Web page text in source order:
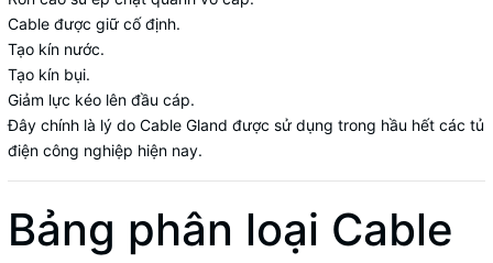
Cable được giữ cố định.
Tạo kín nước.
Tạo kín bụi.
Giảm lực kéo lên đầu cáp.
Đây chính là lý do Cable Gland được sử dụng trong hầu hết các tủ
điện công nghiệp hiện nay.
Bảng phân loại Cable